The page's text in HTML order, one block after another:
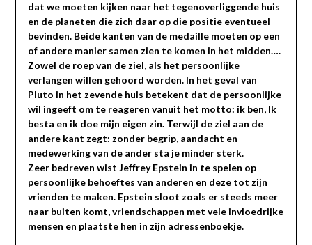
dat we moeten kijken naar het tegenoverliggende huis
en de planeten die zich daar op die positie eventueel
bevinden. Beide kanten van de medaille moeten op een
of andere manier samen zien te komen in het midden….
Zowel de roep van de ziel, als het persoonlijke
verlangen willen gehoord worden. In het geval van
Pluto in het zevende huis betekent dat de persoonlijke
wil ingeeft om te reageren vanuit het motto: ik ben, Ik
besta en ik doe mijn eigen zin. Terwijl de ziel aan de
andere kant zegt: zonder begrip, aandacht en
medewerking van de ander sta je minder sterk.
Zeer bedreven wist Jeffrey Epstein in te spelen op
persoonlijke behoeftes van anderen en deze tot zijn
vrienden te maken. Epstein sloot zoals er steeds meer
naar buiten komt, vriendschappen met vele invloedrijke
mensen en plaatste hen in zijn adressenboekje.